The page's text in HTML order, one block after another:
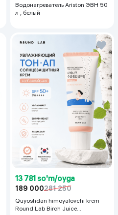
Водонагреватель Ariston ЭВН 50
л , белый
13 781 so'm/oyga
189 000281 250
Quyoshdan himoyalovchi krem
Round Lab Birch Juice